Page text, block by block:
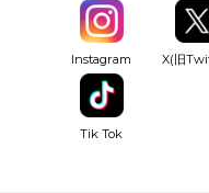
Instagram X(旧
Tik Tok